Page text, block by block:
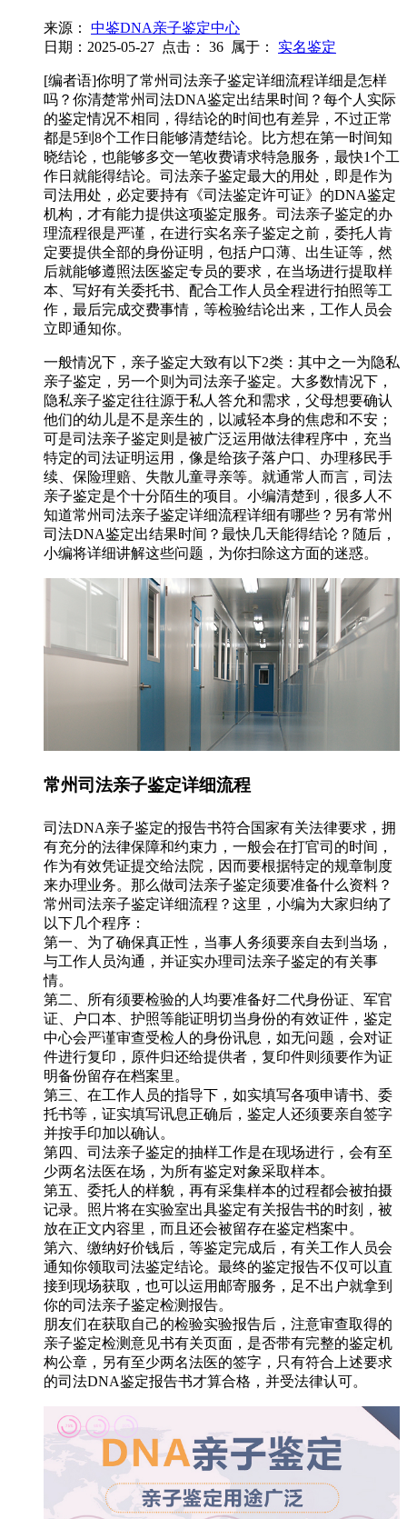
来源：
中鉴DNA亲子鉴定中心
日期：2025-05-27 点击： 36 属于： 实名鉴定
[编者语]你明了常州司法亲子鉴定详细流程详细是怎样
吗？你清楚常州司法DNA鉴定出结果时间？每个人实际
的鉴定情况不相同，得结论的时间也有差异，不过正常
都是5到8个工作日能够清楚结论。比方想在第一时间知
晓结论，也能够多交一笔收费请求特急服务，最快1个工
作日就能得结论。司法亲子鉴定最大的用处，即是作为
司法用处，必定要持有《司法鉴定许可证》的DNA鉴定
机构，才有能力提供这项鉴定服务。司法亲子鉴定的办
理流程很是严谨，在进行实名亲子鉴定之前，委托人肯
定要提供全部的身份证明，包括户口薄、出生证等，然
后就能够遵照法医鉴定专员的要求，在当场进行提取样
本、写好有关委托书、配合工作人员全程进行拍照等工
作，最后完成交费事情，等检验结论出来，工作人员会
立即通知你。
一般情况下，亲子鉴定大致有以下2类：其中之一为隐私
亲子鉴定，另一个则为司法亲子鉴定。大多数情况下，
隐私亲子鉴定往往源于私人答允和需求，父母想要确认
他们的幼儿是不是亲生的，以减轻本身的焦虑和不安；
可是司法亲子鉴定则是被广泛运用做法律程序中，充当
特定的司法证明运用，像是给孩子落户口、办理移民手
续、保险理赔、失散儿童寻亲等。就通常人而言，司法
亲子鉴定是个十分陌生的项目。小编清楚到，很多人不
知道常州司法亲子鉴定详细流程详细有哪些？另有常州
司法DNA鉴定出结果时间？最快几天能得结论？随后，
小编将详细讲解这些问题，为你扫除这方面的迷惑。
常州司法亲子鉴定详细流程
司法DNA亲子鉴定的报告书符合国家有关法律要求，拥
有充分的法律保障和约束力，一般会在打官司的时间，
作为有效凭证提交给法院，因而要根据特定的规章制度
来办理业务。那么做司法亲子鉴定须要准备什么资料？
常州司法亲子鉴定详细流程？这里，小编为大家归纳了
以下几个程序：
第一、为了确保真正性，当事人务须要亲自去到当场，
与工作人员沟通，并证实办理司法亲子鉴定的有关事
情。
第二、所有须要检验的人均要准备好二代身份证、军官
证、户口本、护照等能证明切当身份的有效证件，鉴定
中心会严谨审查受检人的身份讯息，如无问题，会对证
件进行复印，原件归还给提供者，复印件则须要作为证
明备份留存在档案里。
第三、在工作人员的指导下，如实填写各项申请书、委
托书等，证实填写讯息正确后，鉴定人还须要亲自签字
并按手印加以确认。
第四、司法亲子鉴定的抽样工作是在现场进行，会有至
少两名法医在场，为所有鉴定对象采取样本。
第五、委托人的样貌，再有采集样本的过程都会被拍摄
记录。照片将在实验室出具鉴定有关报告书的时刻，被
放在正文内容里，而且还会被留存在鉴定档案中。
第六、缴纳好价钱后，等鉴定完成后，有关工作人员会
通知你领取司法鉴定结论。最终的鉴定报告不仅可以直
接到现场获取，也可以运用邮寄服务，足不出户就拿到
你的司法亲子鉴定检测报告。
朋友们在获取自己的检验实验报告后，注意审查取得的
亲子鉴定检测意见书有关页面，是否带有完整的鉴定机
构公章，另有至少两名法医的签字，只有符合上述要求
的司法DNA鉴定报告书才算合格，并受法律认可。